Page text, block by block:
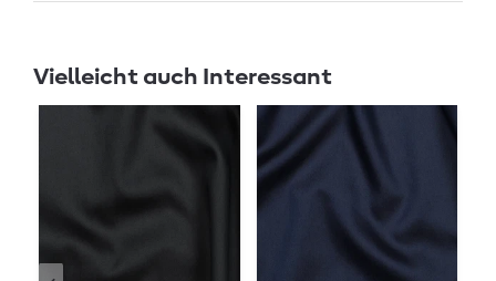
Vielleicht auch Interessant